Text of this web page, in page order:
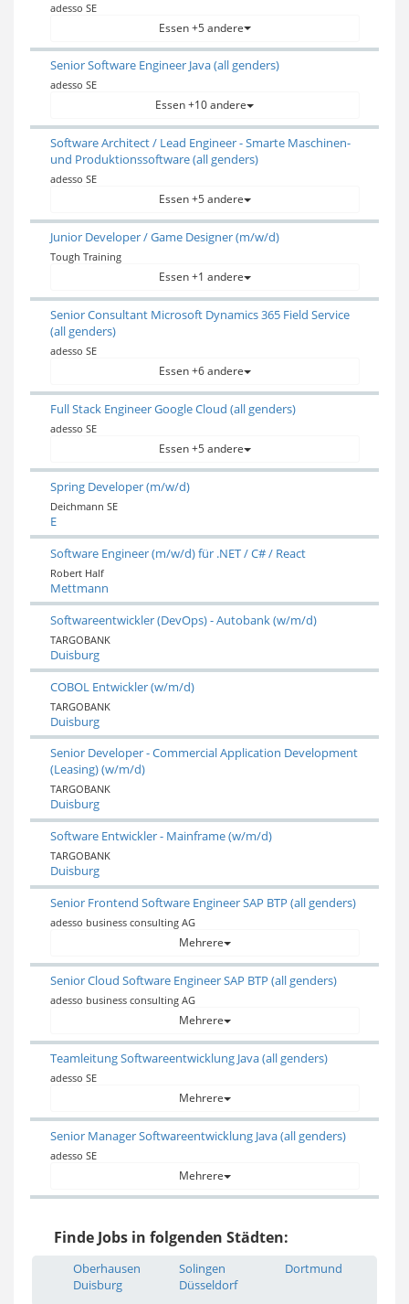
adesso SE
Essen +5 andere
Senior Software Engineer Java (all genders)
adesso SE
Essen +10 andere
Software Architect / Lead Engineer - Smarte Maschinen-
und Produktionssoftware (all genders)
adesso SE
Essen +5 andere
Junior Developer / Game Designer (m/w/d)
Tough Training
Essen +1 andere
Senior Consultant Microsoft Dynamics 365 Field Service
(all genders)
adesso SE
Essen +6 andere
Full Stack Engineer Google Cloud (all genders)
adesso SE
Essen +5 andere
Spring Developer (m/w/d)
Deichmann SE
E
Software Engineer (m/w/d) für .NET / C# / React
Robert Half
Mettmann
Softwareentwickler (DevOps) - Autobank (w/m/d)
TARGOBANK
Duisburg
COBOL Entwickler (w/m/d)
TARGOBANK
Duisburg
Senior Developer - Commercial Application Development
(Leasing) (w/m/d)
TARGOBANK
Duisburg
Software Entwickler - Mainframe (w/m/d)
TARGOBANK
Duisburg
Senior Frontend Software Engineer SAP BTP (all genders)
adesso business consulting AG
Mehrere
Senior Cloud Software Engineer SAP BTP (all genders)
adesso business consulting AG
Mehrere
Teamleitung Softwareentwicklung Java (all genders)
adesso SE
Mehrere
Senior Manager Softwareentwicklung Java (all genders)
adesso SE
Mehrere
Finde Jobs in folgenden Städten:
Oberhausen
Duisburg
Solingen
Düsseldorf
Dortmund